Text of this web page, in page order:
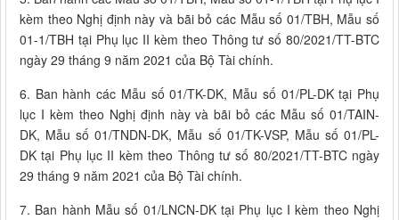
kèm theo Nghị định này và bãi bỏ các Mẫu số 01/TBH, Mẫu số
01-1/TBH tại Phụ lục II kèm theo Thông tư số 80/2021/TT-BTC
ngày 29 tháng 9 năm 2021 của Bộ Tài chính.
6. Ban hành các Mẫu số 01/TK-DK, Mẫu số 01/PL-DK tại Phụ
lục I kèm theo Nghị định này và bãi bỏ các Mẫu số 01/TAIN-
DK, Mẫu số 01/TNDN-DK, Mẫu số 01/TK-VSP, Mẫu số 01/PL-
DK tại Phụ lục II kèm theo Thông tư số 80/2021/TT-BTC ngày
29 tháng 9 năm 2021 của Bộ Tài chính.
7. Ban hành Mẫu số 01/LNCN-DK tại Phụ lục I kèm theo Nghị